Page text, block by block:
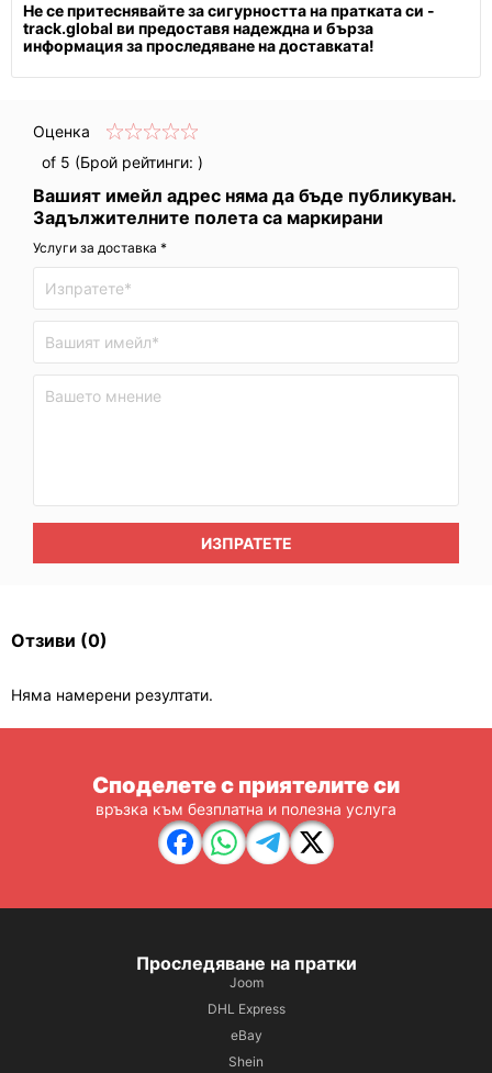
Не се притеснявайте за сигурността на пратката си -
track.global ви предоставя надеждна и бърза
информация за проследяване на доставката!
Оценка
of 5 (Брой рейтинги: )
Вашият имейл адрес няма да бъде публикуван.
Задължителните полета са маркирани
Услуги за доставка *
ИЗПРАТЕТЕ
Отзиви (0)
Няма намерени резултати.
Споделете с приятелите си
връзка към безплатна и полезна услуга
Проследяване на пратки
Joom
DHL Express
eBay
Shein